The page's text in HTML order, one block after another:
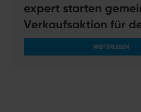
expert starten
Verkaufsaktion für
Fachhandel.WEITERLESEN